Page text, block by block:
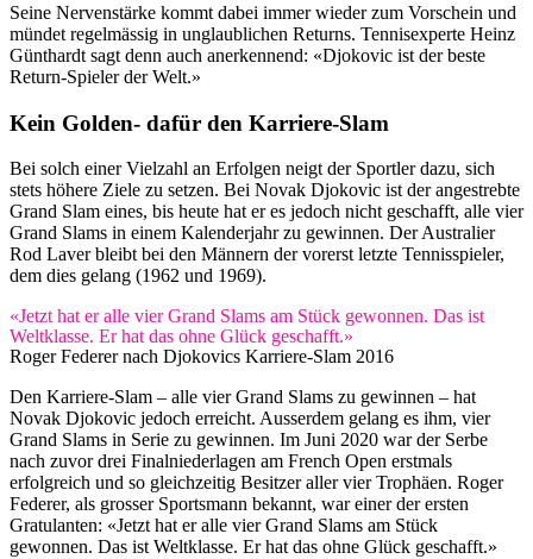
Seine Nervenstärke kommt dabei immer wieder zum Vorschein und
mündet regelmässig in unglaublichen Returns. Tennisexperte Heinz
Günthardt sagt denn auch anerkennend: «Djokovic ist der beste
Return-Spieler der Welt.»
Kein Golden- dafür den Karriere-Slam
Bei solch einer Vielzahl an Erfolgen neigt der Sportler dazu, sich
stets höhere Ziele zu setzen. Bei Novak Djokovic ist der angestrebte
Grand Slam eines, bis heute hat er es jedoch nicht geschafft, alle vier
Grand Slams in einem Kalenderjahr zu gewinnen. Der Australier
Rod Laver bleibt bei den Männern der vorerst letzte Tennisspieler,
dem dies gelang (1962 und 1969).
«Jetzt hat er alle vier Grand Slams am Stück gewonnen. Das ist
Weltklasse. Er hat das ohne Glück geschafft.»
Roger Federer nach Djokovics Karriere-Slam 2016
Den Karriere-Slam – alle vier Grand Slams zu gewinnen – hat
Novak Djokovic jedoch erreicht. Ausserdem gelang es ihm, vier
Grand Slams in Serie zu gewinnen. Im Juni 2020 war der Serbe
nach zuvor drei Finalniederlagen am French Open erstmals
erfolgreich und so gleichzeitig Besitzer aller vier Trophäen. Roger
Federer, als grosser Sportsmann bekannt, war einer der ersten
Gratulanten: «Jetzt hat er alle vier Grand Slams am Stück
gewonnen. Das ist Weltklasse. Er hat das ohne Glück geschafft.»